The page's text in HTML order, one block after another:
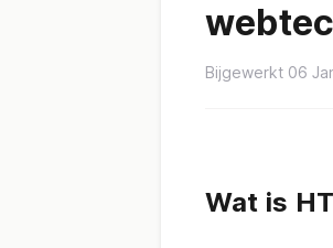
Bijgewerkt 06
Wat is